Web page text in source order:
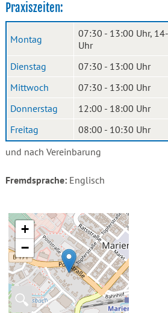
Praxiszeiten:
Montag
07:30 - 13:00 Uhr,
Uhr
Dienstag
07:30 - 13:00 Uhr
Mittwoch
07:30 - 13:00 Uhr
Donnerstag
12:00 - 18:00 Uhr
Freitag
08:00 - 10:30 Uhr
und nach Vereinbarung
Fremdsprache:Englisch
🔍
+
−